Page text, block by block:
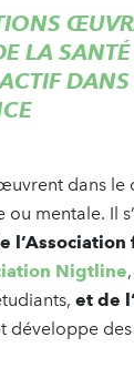
LA
dans le
ou mentale. Il
l’Association
Nigtline
et de
développe